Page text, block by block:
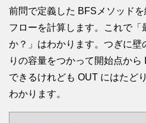
前問で定義した BFSメソッド
フローを計算します。これで「
か？」はわかります。つぎに
りの容量をつかって開始点か
できるけれども OUT にはたど
わかります。